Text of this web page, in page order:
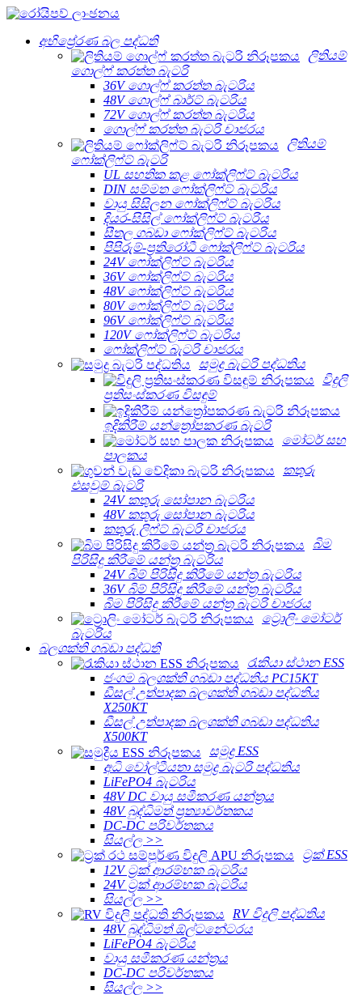
අභිප්‍රේරණ බල පද්ධති
ලිතියම්
ගොල්ෆ් කරත්ත බැටරි
36V ගොල්ෆ් කරත්ත බැටරිය
48V ගොල්ෆ් බාර්ට් බැටරිය
72V ගොල්ෆ් කරත්ත බැටරිය
ගොල්ෆ් කරත්ත බැටරි චාජරය
ලිතියම්
ෆෝක්ලිෆ්ට් බැටරි
UL සහතික කළ ෆෝක්ලිෆ්ට් බැටරිය
DIN සම්මත ෆෝක්ලිෆ්ට් බැටරිය
වායු සිසිලන ෆෝක්ලිෆ්ට් බැටරිය
දියර-සිසිල් ෆෝක්ලිෆ්ට් බැටරිය
සීතල ගබඩා ෆෝක්ලිෆ්ට් බැටරිය
පිපිරුම්-ප්‍රතිරෝධී ෆෝක්ලිෆ්ට් බැටරිය
24V ෆෝක්ලිෆ්ට් බැටරිය
36V ෆෝක්ලිෆ්ට් බැටරිය
48V ෆෝක්ලිෆ්ට් බැටරිය
80V ෆෝක්ලිෆ්ට් බැටරිය
96V ෆෝක්ලිෆ්ට් බැටරිය
120V ෆෝක්ලිෆ්ට් බැටරිය
ෆෝක්ලිෆ්ට් බැටරි චාජරය
සමුද්‍ර බැටරි පද්ධතිය
විදුලි
ප්‍රතිසංස්කරණ විසඳුම්
ඉදිකිරීම් යන්ත්‍රෝපකරණ බැටරි
මෝටර් සහ
පාලකය
කතුරු
එසවුම් බැටරි
24V කතුරු සෝපාන බැටරිය
48V කතුරු සෝපාන බැටරිය
කතුරු ලිෆ්ට් බැටරි චාජරය
බිම
පිරිසිදු කිරීමේ යන්ත්‍ර බැටරිය
24V බිම් පිරිසිදු කිරීමේ යන්ත්‍ර බැටරිය
36V බිම් පිරිසිදු කිරීමේ යන්ත්‍ර බැටරිය
බිම පිරිසිදු කිරීමේ යන්ත්‍ර බැටරි චාජරය
ට්‍රොලිං මෝටර්
බැටරිය
බලශක්ති ගබඩා පද්ධති
රැකියා ස්ථාන ESS
ජංගම බලශක්ති ගබඩා පද්ධතිය PC15KT
ඩීසල් උත්පාදක බලශක්ති ගබඩා පද්ධතිය
X250KT
ඩීසල් උත්පාදක බලශක්ති ගබඩා පද්ධතිය
X500KT
සමුද්‍ර ESS
අධි වෝල්ටීයතා සමුද්‍ර බැටරි පද්ධතිය
LiFePO4 බැටරිය
48V DC වායු සමීකරණ යන්ත්‍රය
48V බුද්ධිමත් ප්‍රත්‍යාවර්තකය
DC-DC පරිවර්තකය
සියල්ල >>
ට්‍රක් ESS
12V ට්‍රක් ආරම්භක බැටරිය
24V ට්‍රක් ආරම්භක බැටරිය
සියල්ල >>
RV විදුලි පද්ධතිය
48V බුද්ධිමත් ඕල්ටනේටරය
LiFePO4 බැටරිය
වායු සමීකරණ යන්ත්‍රය
DC-DC පරිවර්තකය
සියල්ල >>